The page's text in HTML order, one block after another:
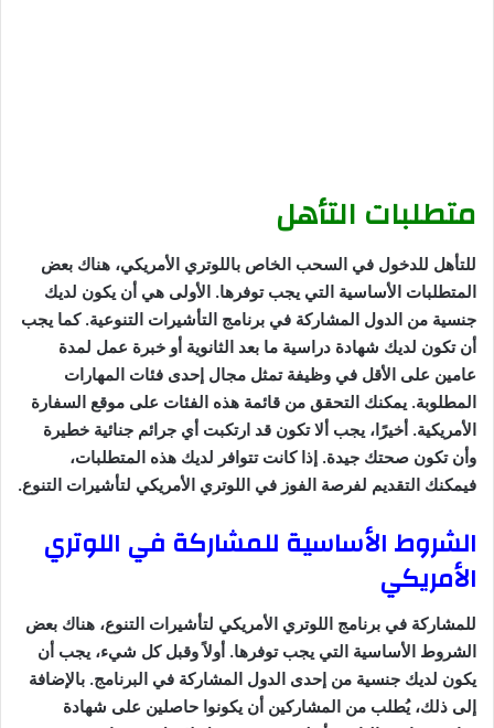
متطلبات التأهل
للتأهل للدخول في السحب الخاص باللوتري الأمريكي، هناك بعض
المتطلبات الأساسية التي يجب توفرها. الأولى هي أن يكون لديك
جنسية من الدول المشاركة في برنامج التأشيرات التنوعية. كما يجب
أن تكون لديك شهادة دراسية ما بعد الثانوية أو خبرة عمل لمدة
عامين على الأقل في وظيفة تمثل مجال إحدى فئات المهارات
المطلوبة. يمكنك التحقق من قائمة هذه الفئات على موقع السفارة
الأمريكية. أخيرًا، يجب ألا تكون قد ارتكبت أي جرائم جنائية خطيرة
وأن تكون صحتك جيدة. إذا كانت تتوافر لديك هذه المتطلبات،
فيمكنك التقديم لفرصة الفوز في اللوتري الأمريكي لتأشيرات التنوع.
الشروط الأساسية للمشاركة في اللوتري
الأمريكي
للمشاركة في برنامج اللوتري الأمريكي لتأشيرات التنوع، هناك بعض
الشروط الأساسية التي يجب توفرها. أولاً وقبل كل شيء، يجب أن
يكون لديك جنسية من إحدى الدول المشاركة في البرنامج. بالإضافة
إلى ذلك، يُطلب من المشاركين أن يكونوا حاصلين على شهادة